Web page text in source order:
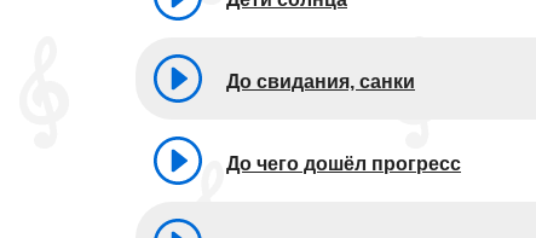
До свидания, санки
До чего дошёл прогресс